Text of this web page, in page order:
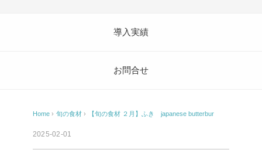
導入実績
お問合せ
Home › 旬の食材 › 【旬の食材 ２月】ふき japanese butterbur
2025-02-01